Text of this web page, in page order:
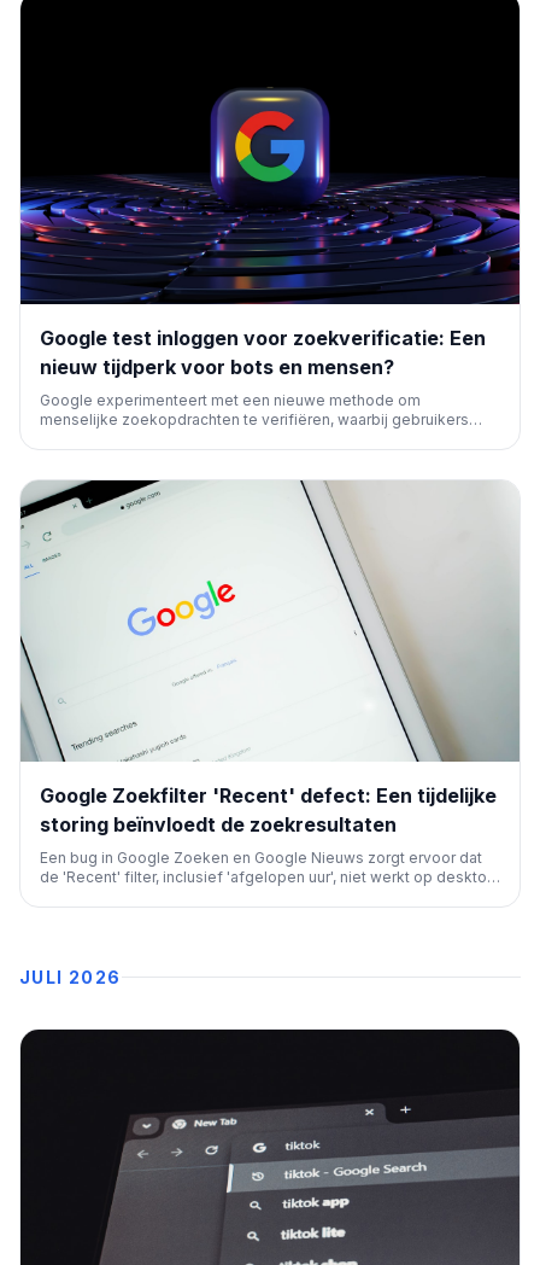
Google test inloggen voor zoekverificatie: Een
nieuw tijdperk voor bots en mensen?
Google experimenteert met een nieuwe methode om
menselijke zoekopdrachten te verifiëren, waarbij gebruikers
beïnvloeden.
Google Zoekfilter 'Recent' defect: Een tijdelijke
storing beïnvloedt de zoekresultaten
Een bug in Google Zoeken en Google Nieuws zorgt ervoor dat
de 'Recent' filter, inclusief 'afgelopen uur', niet werkt op desktop
JULI 2026